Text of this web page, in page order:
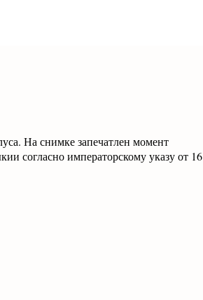
На снимке запечатлен момент
согласно императорскому указу от 16